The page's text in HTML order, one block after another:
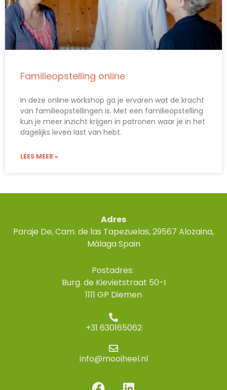
Familieopstelling online
In deze online workshop ga je ervaren wat de kracht
van familieopstellingen is. Met een familieopstelling
kun je meer inzicht krijgen in patronen waar je in het
dagelijks leven last van hebt.
LEES MEER »
Adres
Paraje De, Cam. de las Tapezuelas, 29567 Alozaina,
Málaga Spain
Postadres:
Burg. de Kievietstraat 50-I
1111 GP Diemen
+31 630165062
info@mooiheel.nl
F L